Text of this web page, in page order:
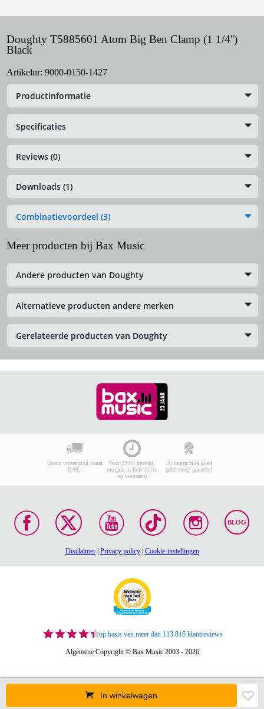
Doughty T5885601 Atom Big Ben Clamp (1 1/4'')
Black
Artikelnr: 9000-0150-1427
Productinformatie
Specificaties
Reviews (0)
Downloads (1)
Combinatievoordeel (3)
Meer producten bij Bax Music
Andere producten van Doughty
Alternatieve producten andere merken
Gerelateerde producten van Doughty
In winkelwagen
Gratis verzending vanaf
€ 99,-
Voor 23:00 besteld,
morgen in huis (mits
op voorraad)
30 dagen 'niet goed
geld terug' garantie!
BLOG
Disclaimer| Privacy policy| Cookie-instellingen
op basis van meer dan 113.816 klantreviews
Algemene Copyright © Bax Music 2003 - 2026